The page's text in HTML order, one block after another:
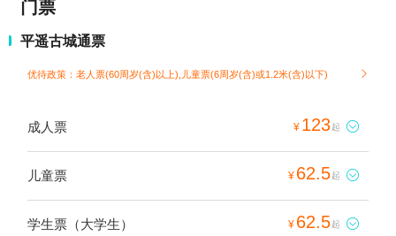
门票
平遥古城通票
优待政策：老人票(60周岁(含)以上),儿童票(6周岁(含)或1.2米(含)以下) 
成人票 ¥ 123起 
儿童票 ¥ 62.5起 
学生票（大学生） ¥ 62.5起 